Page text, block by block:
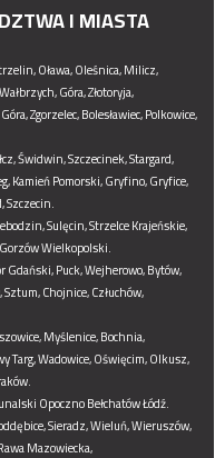
I MIASTA
Oława,Oleśnica,Milicz,
Wałbrzych,Góra,Złotoryja,
Zgorzelec,Bolesławiec,Polkowice,
Świdwin,Szczecinek,Stargard,
Kamień Pomorski,Gryfino,Gryfice,
Szczecin.
Sulęcin,Strzelce Krajeńskie,
Gorzów Wielkopolski.
Gdański,Puck,Wejherowo,Bytów,
Sztum,Chojnice,Człuchów,
Myślenice,Bochnia,
Targ,Wadowice,Oświęcim,Olkusz,
OpocznoBełchatówŁódź.
Sieradz,Wieluń,Wieruszów,
Mazowiecka,